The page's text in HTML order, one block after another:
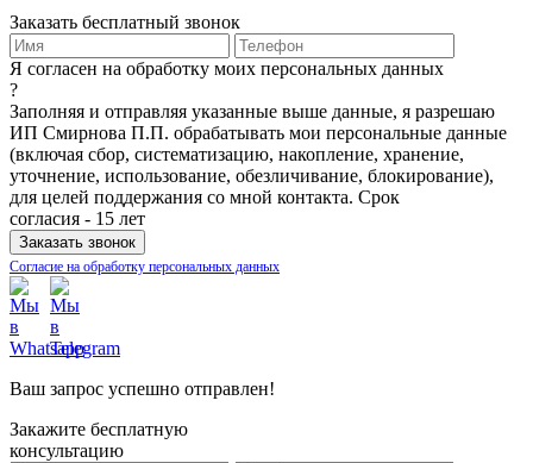
Заказать бесплатный звонок
Я согласен на обработку моих персональных данных
?
Заполняя и отправляя указанные выше данные, я разрешаю
ИП Смирнова П.П. обрабатывать мои персональные данные
(включая сбор, систематизацию, накопление, хранение,
уточнение, использование, обезличивание, блокирование),
для целей поддержания со мной контакта. Срок
согласия - 15 лет
Согласие на обработку персональных данных
Ваш запрос успешно отправлен!
Закажите бесплатную
консультацию